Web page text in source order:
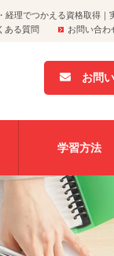
理でつかえる資格取得｜
ある質問
お問い合わ
お問
学習方法